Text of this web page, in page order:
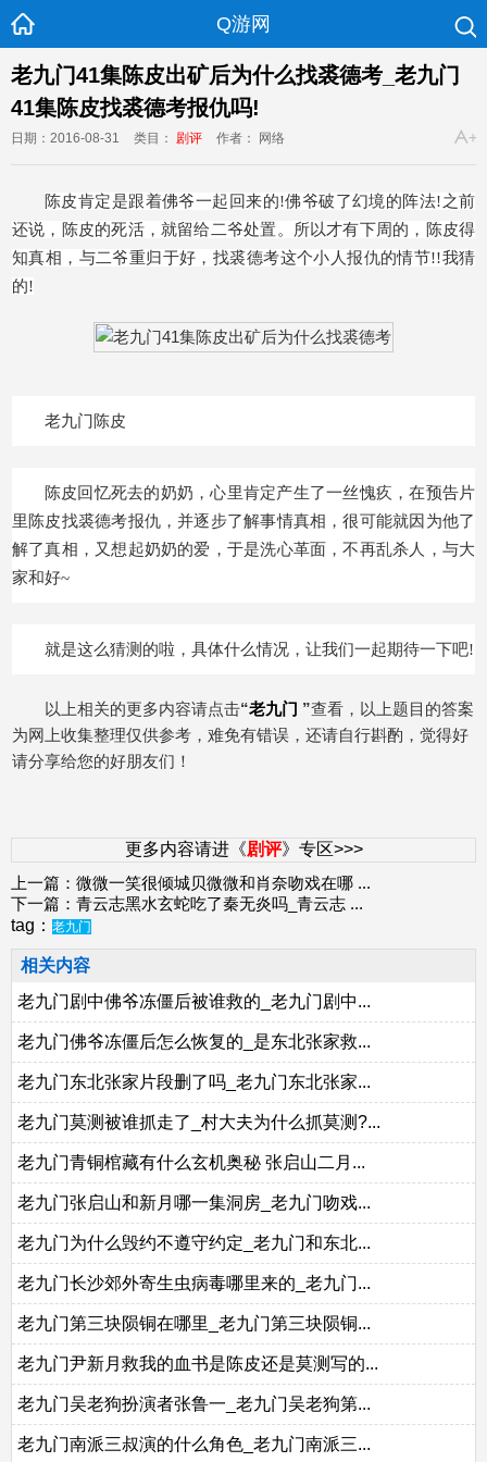
Q游网
老九门41集陈皮出矿后为什么找裘德考_老九门
41集陈皮找裘德考报仇吗!
日期：2016-08-31 类目： 剧评 作者： 网络
陈皮肯定是跟着佛爷一起回来的!佛爷破了幻境的阵法!之前
还说，陈皮的死活，就留给二爷处置。所以才有下周的，陈皮得
知真相，与二爷重归于好，找裘德考这个小人报仇的情节!!我猜
的!
老九门陈皮
陈皮回忆死去的奶奶，心里肯定产生了一丝愧疚，在预告片
里陈皮找裘德考报仇，并逐步了解事情真相，很可能就因为他了
解了真相，又想起奶奶的爱，于是洗心革面，不再乱杀人，与大
家和好~
就是这么猜测的啦，具体什么情况，让我们一起期待一下吧!
以上相关的更多内容请点击“老九门 ”查看，以上题目的答案
为网上收集整理仅供参考，难免有错误，还请自行斟酌，觉得好
请分享给您的好朋友们！
更多内容请进《剧评》专区>>>
上一篇： 微微一笑很倾城贝微微和肖奈吻戏在哪 ...
下一篇： 青云志黑水玄蛇吃了秦无炎吗_青云志 ...
tag： 老九门
相关内容
老九门剧中佛爷冻僵后被谁救的_老九门剧中...
老九门佛爷冻僵后怎么恢复的_是东北张家救...
老九门东北张家片段删了吗_老九门东北张家...
老九门莫测被谁抓走了_村大夫为什么抓莫测?...
老九门青铜棺藏有什么玄机奥秘 张启山二月...
老九门张启山和新月哪一集洞房_老九门吻戏...
老九门为什么毁约不遵守约定_老九门和东北...
老九门长沙郊外寄生虫病毒哪里来的_老九门...
老九门第三块陨铜在哪里_老九门第三块陨铜...
老九门尹新月救我的血书是陈皮还是莫测写的...
老九门吴老狗扮演者张鲁一_老九门吴老狗第...
老九门南派三叔演的什么角色_老九门南派三...